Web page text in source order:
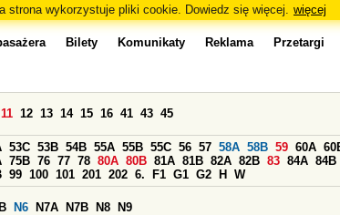
strona wykorzystuje pliki cookie. Dowiedz się więcej. więcej
Bilety Komunikaty Reklama Przetargi
11 12 13 14 15 16 41 43 45
53C 53B 54B 55A 55B 55C 56 57 58A 58B 59 60A
75B 76 77 78 80A 80B 81A 81B 82A 82B 83 84A 84B
99 100 101 201 202 6. F1 G1 G2 H W
N6 N7A N7B N8 N9